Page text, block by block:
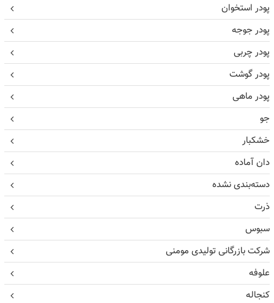
پودر استخوان
پودر جوجه
پودر چربی
پودر گوشت
پودر ماهی
جو
خشکبار
دان آماده
دسته‌بندی نشده
ذرت
سبوس
شرکت بازرگانی تولیدی مومنی
علوفه
کنجاله